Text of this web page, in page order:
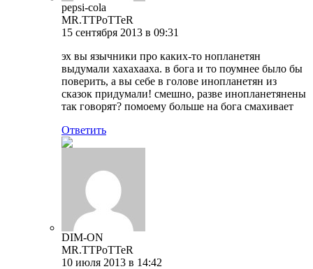
pepsi-cola
MR.TTPoTTeR
15 сентября 2013 в 09:31
эх вы язычники про каких-то нопланетян
выдумали хахахааха. в бога и то поумнее было бы
поверить, а вы себе в голове инопланетян из
сказок придумали! смешно, разве инопланетянены
так говорят? помоему больше на бога смахивает
Ответить
DIM-ON
MR.TTPoTTeR
10 июля 2013 в 14:42